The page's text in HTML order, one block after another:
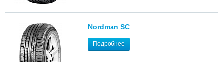
Nordman SC
Подробнее